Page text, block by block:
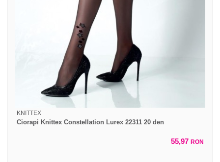
KNITTEX
Ciorapi Knittex Constellation Lurex 22311 20 den
55,97 RON